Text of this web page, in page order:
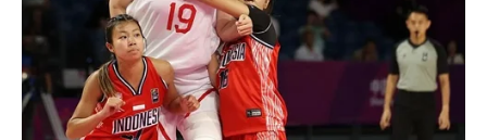
– Ти згубилась, і ми тебе довго шукали, – посміхнулася
крізь сльози.
Так п’ятирічна Марійка стала їхньою дочкою.